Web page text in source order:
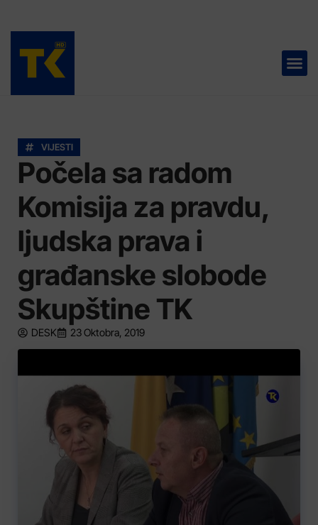
VIJESTI
Počela sa radom
Komisija za pravdu,
ljudska prava i
građanske slobode
Skupštine TK
DESK 23 Oktobra, 2019